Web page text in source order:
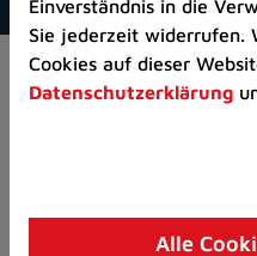
springen
(Schnelltaste
M)
Zur
8)
Aktuelles
Einverständnis in die
Sie jederzeit widerrufen.
Cookies auf dieser
Datenschutzerklärung
Alle